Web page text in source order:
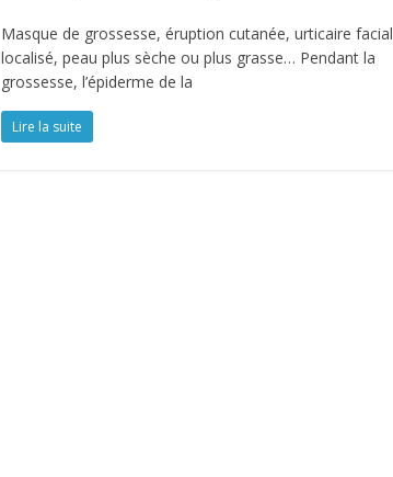
Masque de grossesse, éruption cutanée, urticaire facial
localisé, peau plus sèche ou plus grasse… Pendant la
grossesse, l’épiderme de la
Lire la suite